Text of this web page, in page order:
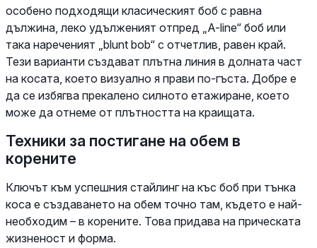
особено подходящи класическият боб с равна
дължина, леко удълженият отпред „A-line“ боб или
така нареченият „blunt bob“ с отчетлив, равен край.
Тези варианти създават плътна линия в долната част
на косата, което визуално я прави по-гъста. Добре е
да се избягва прекалено силното етажиране, което
може да отнеме от плътността на краищата.
Техники за постигане на обем в
корените
Ключът към успешния стайлинг на къс боб при тънка
коса е създаването на обем точно там, където е най-
необходим – в корените. Това придава на прическата
жизненост и форма.